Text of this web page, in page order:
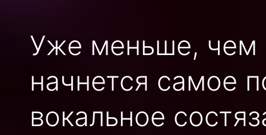
Уже меньше, чем
начнется самое
вокальное